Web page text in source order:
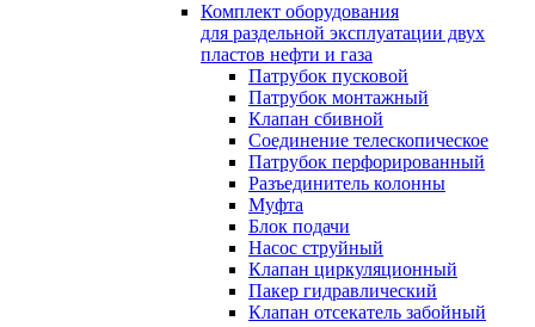
Комплект оборудования
для раздельной эксплуатации двух
пластов нефти и газа
Патрубок пусковой
Патрубок монтажный
Клапан сбивной
Соединение телескопическое
Патрубок перфорированный
Разъединитель колонны
Муфта
Блок подачи
Насос струйный
Клапан циркуляционный
Пакер гидравлический
Клапан отсекатель забойный